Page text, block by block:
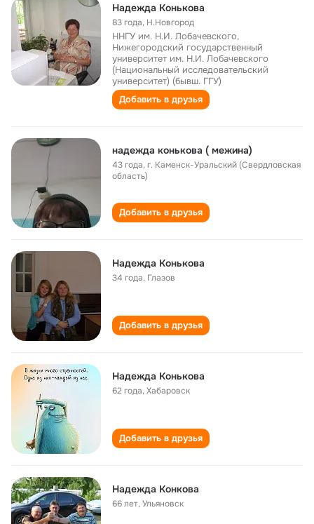
Надежда Конькова
83 года, Н.Новгород
ННГУ им. Н.И. Лобачевского,
Нижегородский государственный
университет им. Н.И. Лобачевского
(Национальный исследовательский
университет) (бывш. ГГУ)
Добавить в друзья
надежда конькова ( межина)
43 года,г. Каменск-Уральский (Свердловская
область)
Добавить в друзья
Надежда Конькова
34 года, Глазов
Добавить в друзья
Надежда Конькова
62 года,Хабаровск
Добавить в друзья
Надежда Конкова
66 лет,Ульяновск